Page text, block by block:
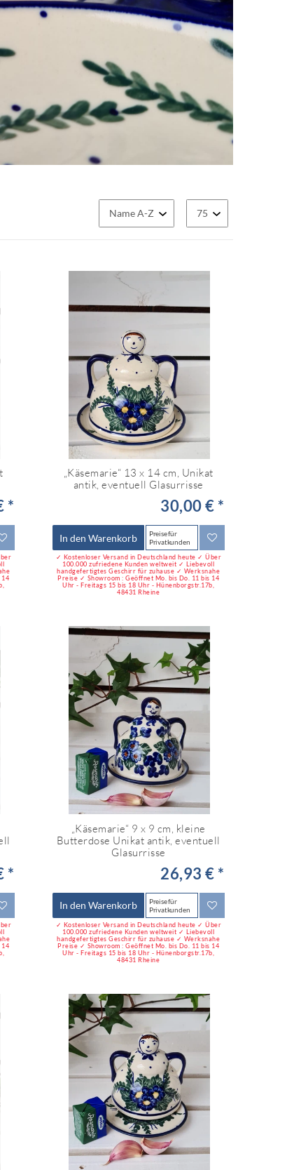
*
14
„Käsemarie“ 13 x 14 cm, Unikat
antik, eventuell Glasurrisse
30,00 € *
In den Warenkorb
Preise für
Privatkunden
✓ Kostenloser Versand in Deutschland heute ✓ Über
100.000 zufriedene Kunden weltweit ✓ Liebevoll
handgefertigtes Geschirr für zuhause ✓ Werksnahe
Preise ✓ Showroom : Geöffnet Mo. bis Do. 11 bis 14
Uhr - Freitags 15 bis 18 Uhr - Hünenborgstr.17b,
48431 Rheine
*
14
„Käsemarie“ 9 x 9 cm, kleine
Butterdose Unikat antik, eventuell
Glasurrisse
26,93 € *
In den Warenkorb
Preise für
Privatkunden
✓ Kostenloser Versand in Deutschland heute ✓ Über
100.000 zufriedene Kunden weltweit ✓ Liebevoll
handgefertigtes Geschirr für zuhause ✓ Werksnahe
Preise ✓ Showroom : Geöffnet Mo. bis Do. 11 bis 14
Uhr - Freitags 15 bis 18 Uhr - Hünenborgstr.17b,
48431 Rheine